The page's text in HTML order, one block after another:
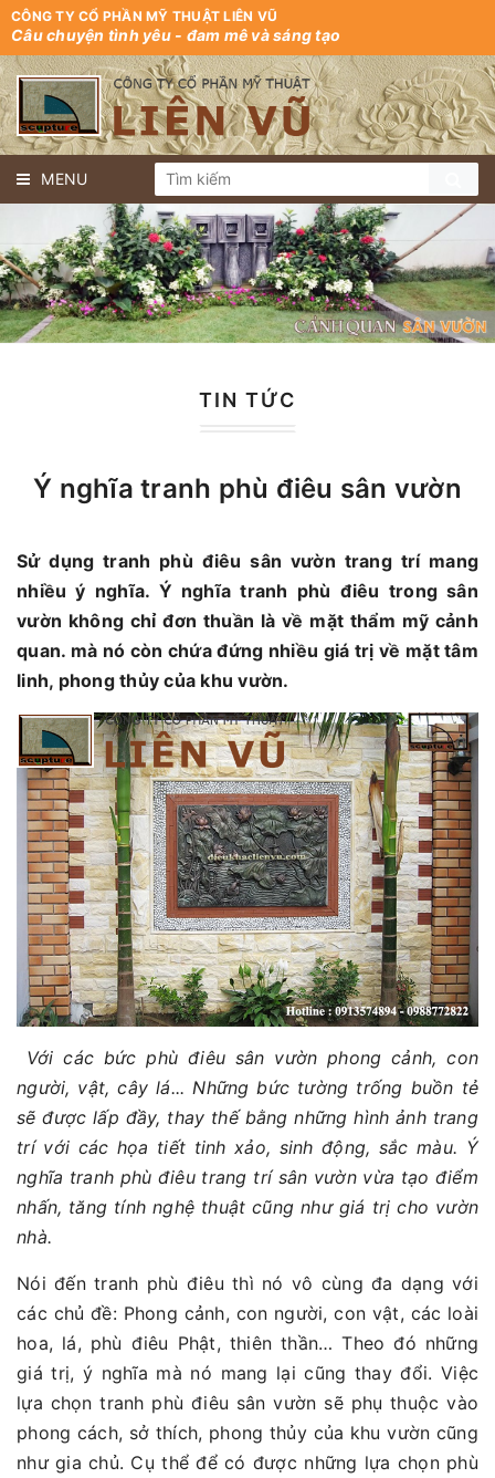
CÔNG TY CỔ PHẦN MỸ THUẬT LIÊN VŨ
Câu chuyện tình yêu - đam mê và sáng tạo
MENU
TIN TỨC
Ý nghĩa tranh phù điêu sân vườn
Sử dụng tranh phù điêu sân vườn trang trí mang
nhiều ý nghĩa. Ý nghĩa tranh phù điêu trong sân
vườn không chỉ đơn thuần là về mặt thẩm mỹ cảnh
quan. mà nó còn chứa đứng nhiều giá trị về mặt tâm
linh, phong thủy của khu vườn.
Với các bức phù điêu sân vườn phong cảnh, con
người, vật, cây lá... Những bức tường trống buồn tẻ
sẽ được lấp đầy, thay thế bằng những hình ảnh trang
trí với các họa tiết tinh xảo, sinh động, sắc màu. Ý
nghĩa tranh phù điêu trang trí sân vườn vừa tạo điểm
nhấn, tăng tính nghệ thuật cũng như giá trị cho vườn
nhà.
Nói đến tranh phù điêu thì nó vô cùng đa dạng với
các chủ đề: Phong cảnh, con người, con vật, các loài
hoa, lá, phù điêu Phật, thiên thần… Theo đó những
giá trị, ý nghĩa mà nó mang lại cũng thay đổi. Việc
lựa chọn tranh phù điêu sân vườn sẽ phụ thuộc vào
phong cách, sở thích, phong thủy của khu vườn cũng
như gia chủ. Cụ thể để có được những lựa chọn phù